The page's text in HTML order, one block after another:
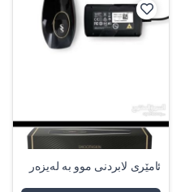
ئامێری لابردنی موو بە لەیزەر